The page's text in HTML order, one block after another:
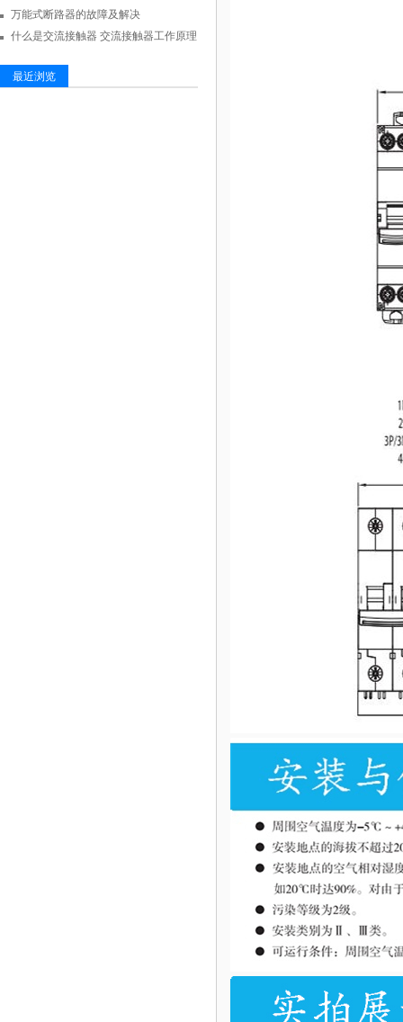
万能式断路器的故障及解决
什么是交流接触器 交流接触器工作原理
最近浏览